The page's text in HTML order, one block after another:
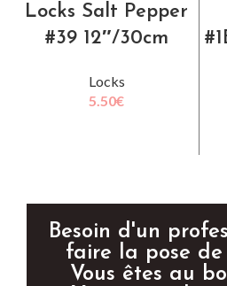
Locks Salt Pepper
#39 12″/30cm
Locks
5.50€
Besoin d'un
faire la pose de
Vous êtes au